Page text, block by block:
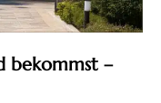
bekommst –